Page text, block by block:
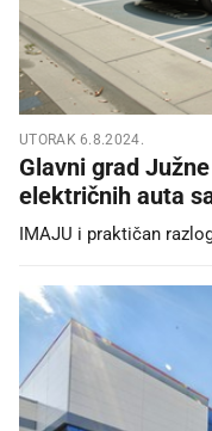
UTORAK 6.8.2024.
Glavni grad
električnih auta
IMAJU i praktičan